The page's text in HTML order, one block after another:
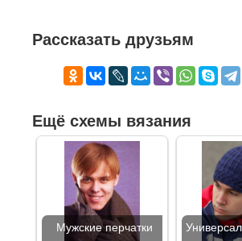
Рассказать друзьям
Ещё схемы вязания
Мужские перчатки